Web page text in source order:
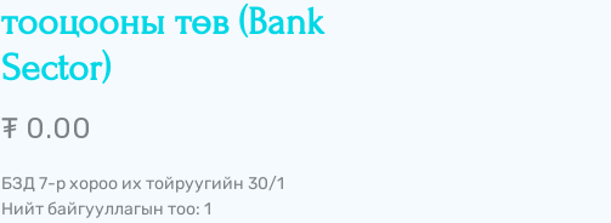
тооцооны төв (Bank
Sector)
₮ 0.00
БЗД 7-р хороо их тойруугийн 30/1
Нийт байгууллагын тоо: 1